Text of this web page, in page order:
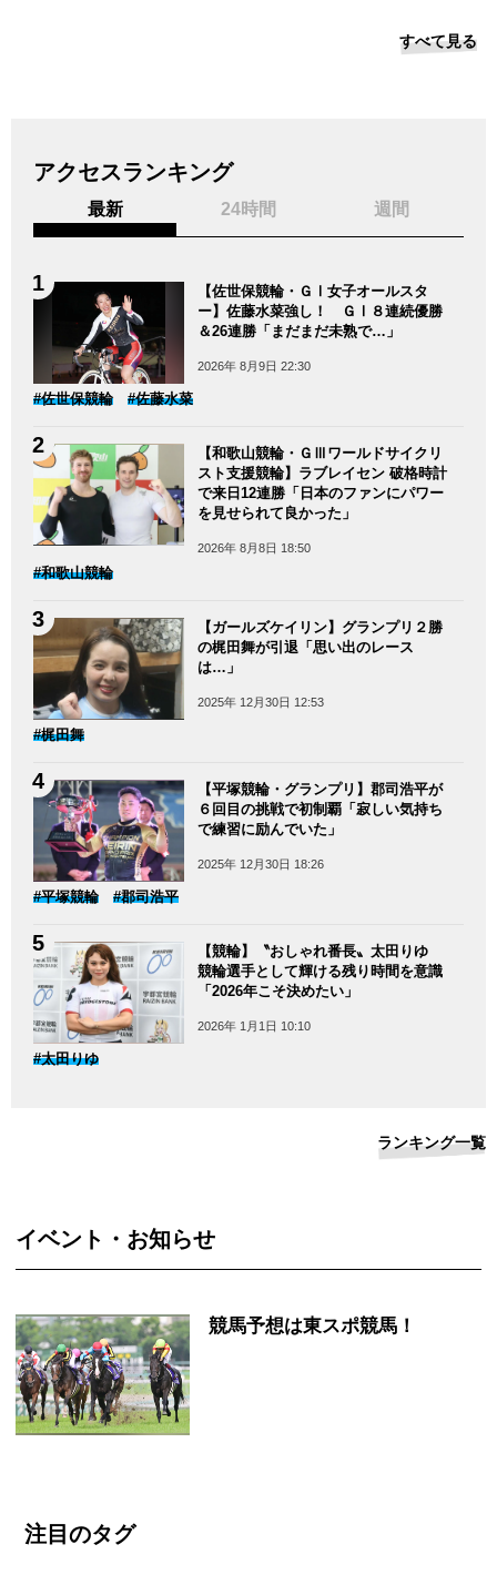
すべて見る
アクセスランキング
最新 24時間 週間
【佐世保競輪・ＧⅠ女子オールスタ
ー】佐藤水菜強し！ ＧⅠ８連続優勝
＆26連勝「まだまだ未熟で…」
2026年 8月9日 22:30
#佐世保競輪 #佐藤水菜
【和歌山競輪・ＧⅢワールドサイクリ
スト支援競輪】ラブレイセン 破格時計
で来日12連勝「日本のファンにパワー
を見せられて良かった」
2026年 8月8日 18:50
#和歌山競輪
【ガールズケイリン】グランプリ２勝
の梶田舞が引退「思い出のレース
は…」
2025年 12月30日 12:53
#梶田舞
【平塚競輪・グランプリ】郡司浩平が
６回目の挑戦で初制覇「寂しい気持ち
で練習に励んでいた」
2025年 12月30日 18:26
#平塚競輪 #郡司浩平
【競輪】〝おしゃれ番長〟太田りゆ
競輪選手として輝ける残り時間を意識
「2026年こそ決めたい」
2026年 1月1日 10:10
#太田りゆ
ランキング一覧
イベント・お知らせ
競馬予想は東スポ競馬！
注目のタグ